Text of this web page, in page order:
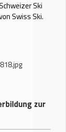
Ski
Swiss Ski.
zur